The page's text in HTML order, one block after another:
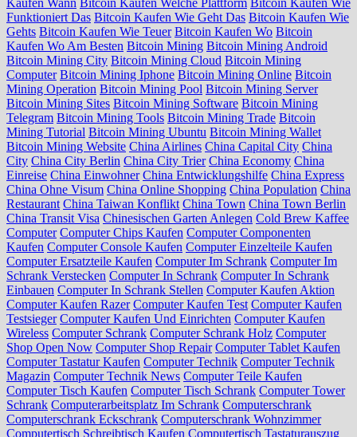
Funktioniert Das Bitcoin Kaufen Wie Geht Das Bitcoin Kaufen Wie
Gehts Bitcoin Kaufen Wie Teuer Bitcoin Kaufen Wo Bitcoin
Kaufen Wo Am Besten Bitcoin Mining Bitcoin Mining Android
Bitcoin Mining City Bitcoin Mining Cloud Bitcoin Mining
Computer Bitcoin Mining Iphone Bitcoin Mining Online Bitcoin
Mining Operation Bitcoin Mining Pool Bitcoin Mining Server
Bitcoin Mining Sites Bitcoin Mining Software Bitcoin Mining
Telegram Bitcoin Mining Tools Bitcoin Mining Trade Bitcoin
Mining Tutorial Bitcoin Mining Ubuntu Bitcoin Mining Wallet
Bitcoin Mining Website China Airlines China Capital City China
City China City Berlin China City Trier China Economy China
Einreise China Einwohner China Entwicklungshilfe China Express
China Ohne Visum China Online Shopping China Population China
Restaurant China Taiwan Konflikt China Town China Town Berlin
China Transit Visa Chinesischen Garten Anlegen Cold Brew Kaffee
Computer Computer Chips Kaufen Computer Componenten
Kaufen Computer Console Kaufen Computer Einzelteile Kaufen
Computer Ersatzteile Kaufen Computer Im Schrank Computer Im
Schrank Verstecken Computer In Schrank Computer In Schrank
Einbauen Computer In Schrank Stellen Computer Kaufen Aktion
Computer Kaufen Razer Computer Kaufen Test Computer Kaufen
Testsieger Computer Kaufen Und Einrichten Computer Kaufen
Wireless Computer Schrank Computer Schrank Holz Computer
Shop Open Now Computer Shop Repair Computer Tablet Kaufen
Computer Tastatur Kaufen Computer Technik Computer Technik
Magazin Computer Technik News Computer Teile Kaufen
Computer Tisch Kaufen Computer Tisch Schrank Computer Tower
Schrank Computerarbeitsplatz Im Schrank Computerschrank
Computerschrank Eckschrank Computerschrank Wohnzimmer
Computertisch Schreibtisch Kaufen Computertisch Tastaturauszug